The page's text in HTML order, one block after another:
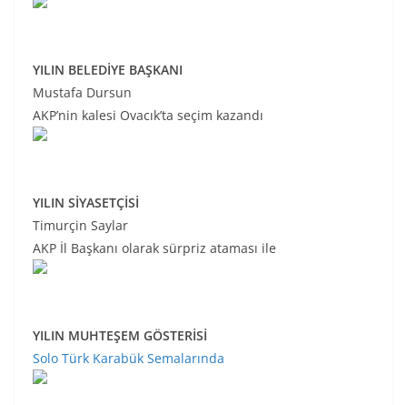
YILIN BELEDİYE BAŞKANI
Mustafa Dursun
AKP’nin kalesi Ovacık’ta seçim kazandı
YILIN SİYASETÇİSİ
Timurçin Saylar
AKP İl Başkanı olarak sürpriz ataması ile
YILIN MUHTEŞEM GÖSTERİSİ
Solo Türk Karabük Semalarında